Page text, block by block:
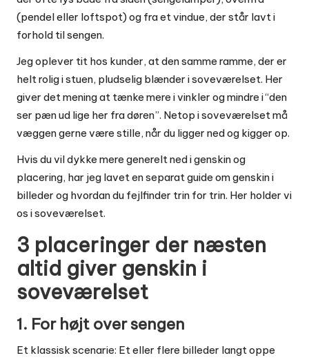
(pendel eller loftspot) og fra et vindue, der står lavt i
forhold til sengen.
Jeg oplever tit hos kunder, at den samme ramme, der er
helt rolig i stuen, pludselig blænder i soveværelset. Her
giver det mening at tænke mere i vinkler og mindre i “den
ser pæn ud lige her fra døren”. Netop i soveværelset må
væggen gerne være stille, når du ligger ned og kigger op.
Hvis du vil dykke mere generelt ned i genskin og
placering, har jeg lavet en separat guide omgenskin i
billeder og hvordan du fejlfinder trin for trin. Her holder vi
os i soveværelset.
3 placeringer der næsten
altid giver genskin i
soveværelset
1. For højt over sengen
Et klassisk scenarie: Et eller flere billeder langt oppe